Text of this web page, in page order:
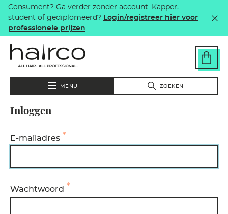
Overslaan en naar de inhoud gaan
Consument? Ga verder zonder account. Kapper,
student of gediplomeerd? Login/registreer hier voor
professionele prijzen
MENU ZOEKEN
Inloggen
E-mailadres
Wachtwoord